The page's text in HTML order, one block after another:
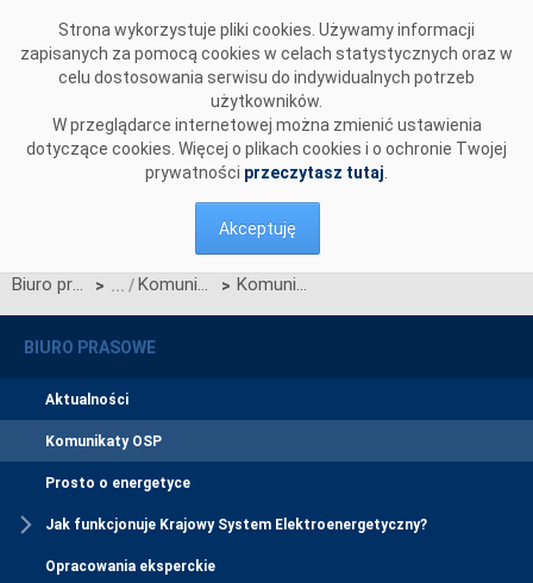
Strona wykorzystuje pliki cookies. Używamy informacji
zapisanych za pomocą cookies w celach statystycznych oraz w
celu dostosowania serwisu do indywidualnych potrzeb
użytkowników.
W przeglądarce internetowej można zmienić ustawienia
dotyczące cookies. Więcej o plikach cookies i o ochronie Twojej
prywatności przeczytasz tutaj
Akceptuję
Biuro prasowe > Komunikaty OSP > Komunikat OSP z dnia 28 września 2023 r. w sprawie zatwierdzenia przez Prezesa URE Warunków Dotyczących Bilansowania
BIURO PRASOWE
Aktualności
Komunikaty OSP
Prosto o energetyce
Jak funkcjonuje Krajowy System Elektroenergetyczny?
Opracowania eksperckie